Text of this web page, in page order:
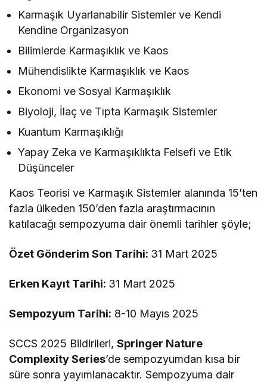
Karmaşık Uyarlanabilir Sistemler ve Kendi
Kendine Organizasyon
Bilimlerde Karmaşıklık ve Kaos
Mühendislikte Karmaşıklık ve Kaos
Ekonomi ve Sosyal Karmaşıklık
Biyoloji, İlaç ve Tıpta Karmaşık Sistemler
Kuantum Karmaşıklığı
Yapay Zeka ve Karmaşıklıkta Felsefi ve Etik
Düşünceler
Kaos Teorisi ve Karmaşık Sistemler alanında 15’ten
fazla ülkeden 150’den fazla araştırmacının
katılacağı sempozyuma dair önemli tarihler şöyle;
Özet Gönderim Son Tarihi: 31 Mart 2025
Erken Kayıt Tarihi: 31 Mart 2025
Sempozyum Tarihi: 8-10 Mayıs 2025
SCCS 2025 Bildirileri,Springer Nature
Complexity Series’de sempozyumdan kısa bir
süre sonra yayımlanacaktır. Sempozyuma dair